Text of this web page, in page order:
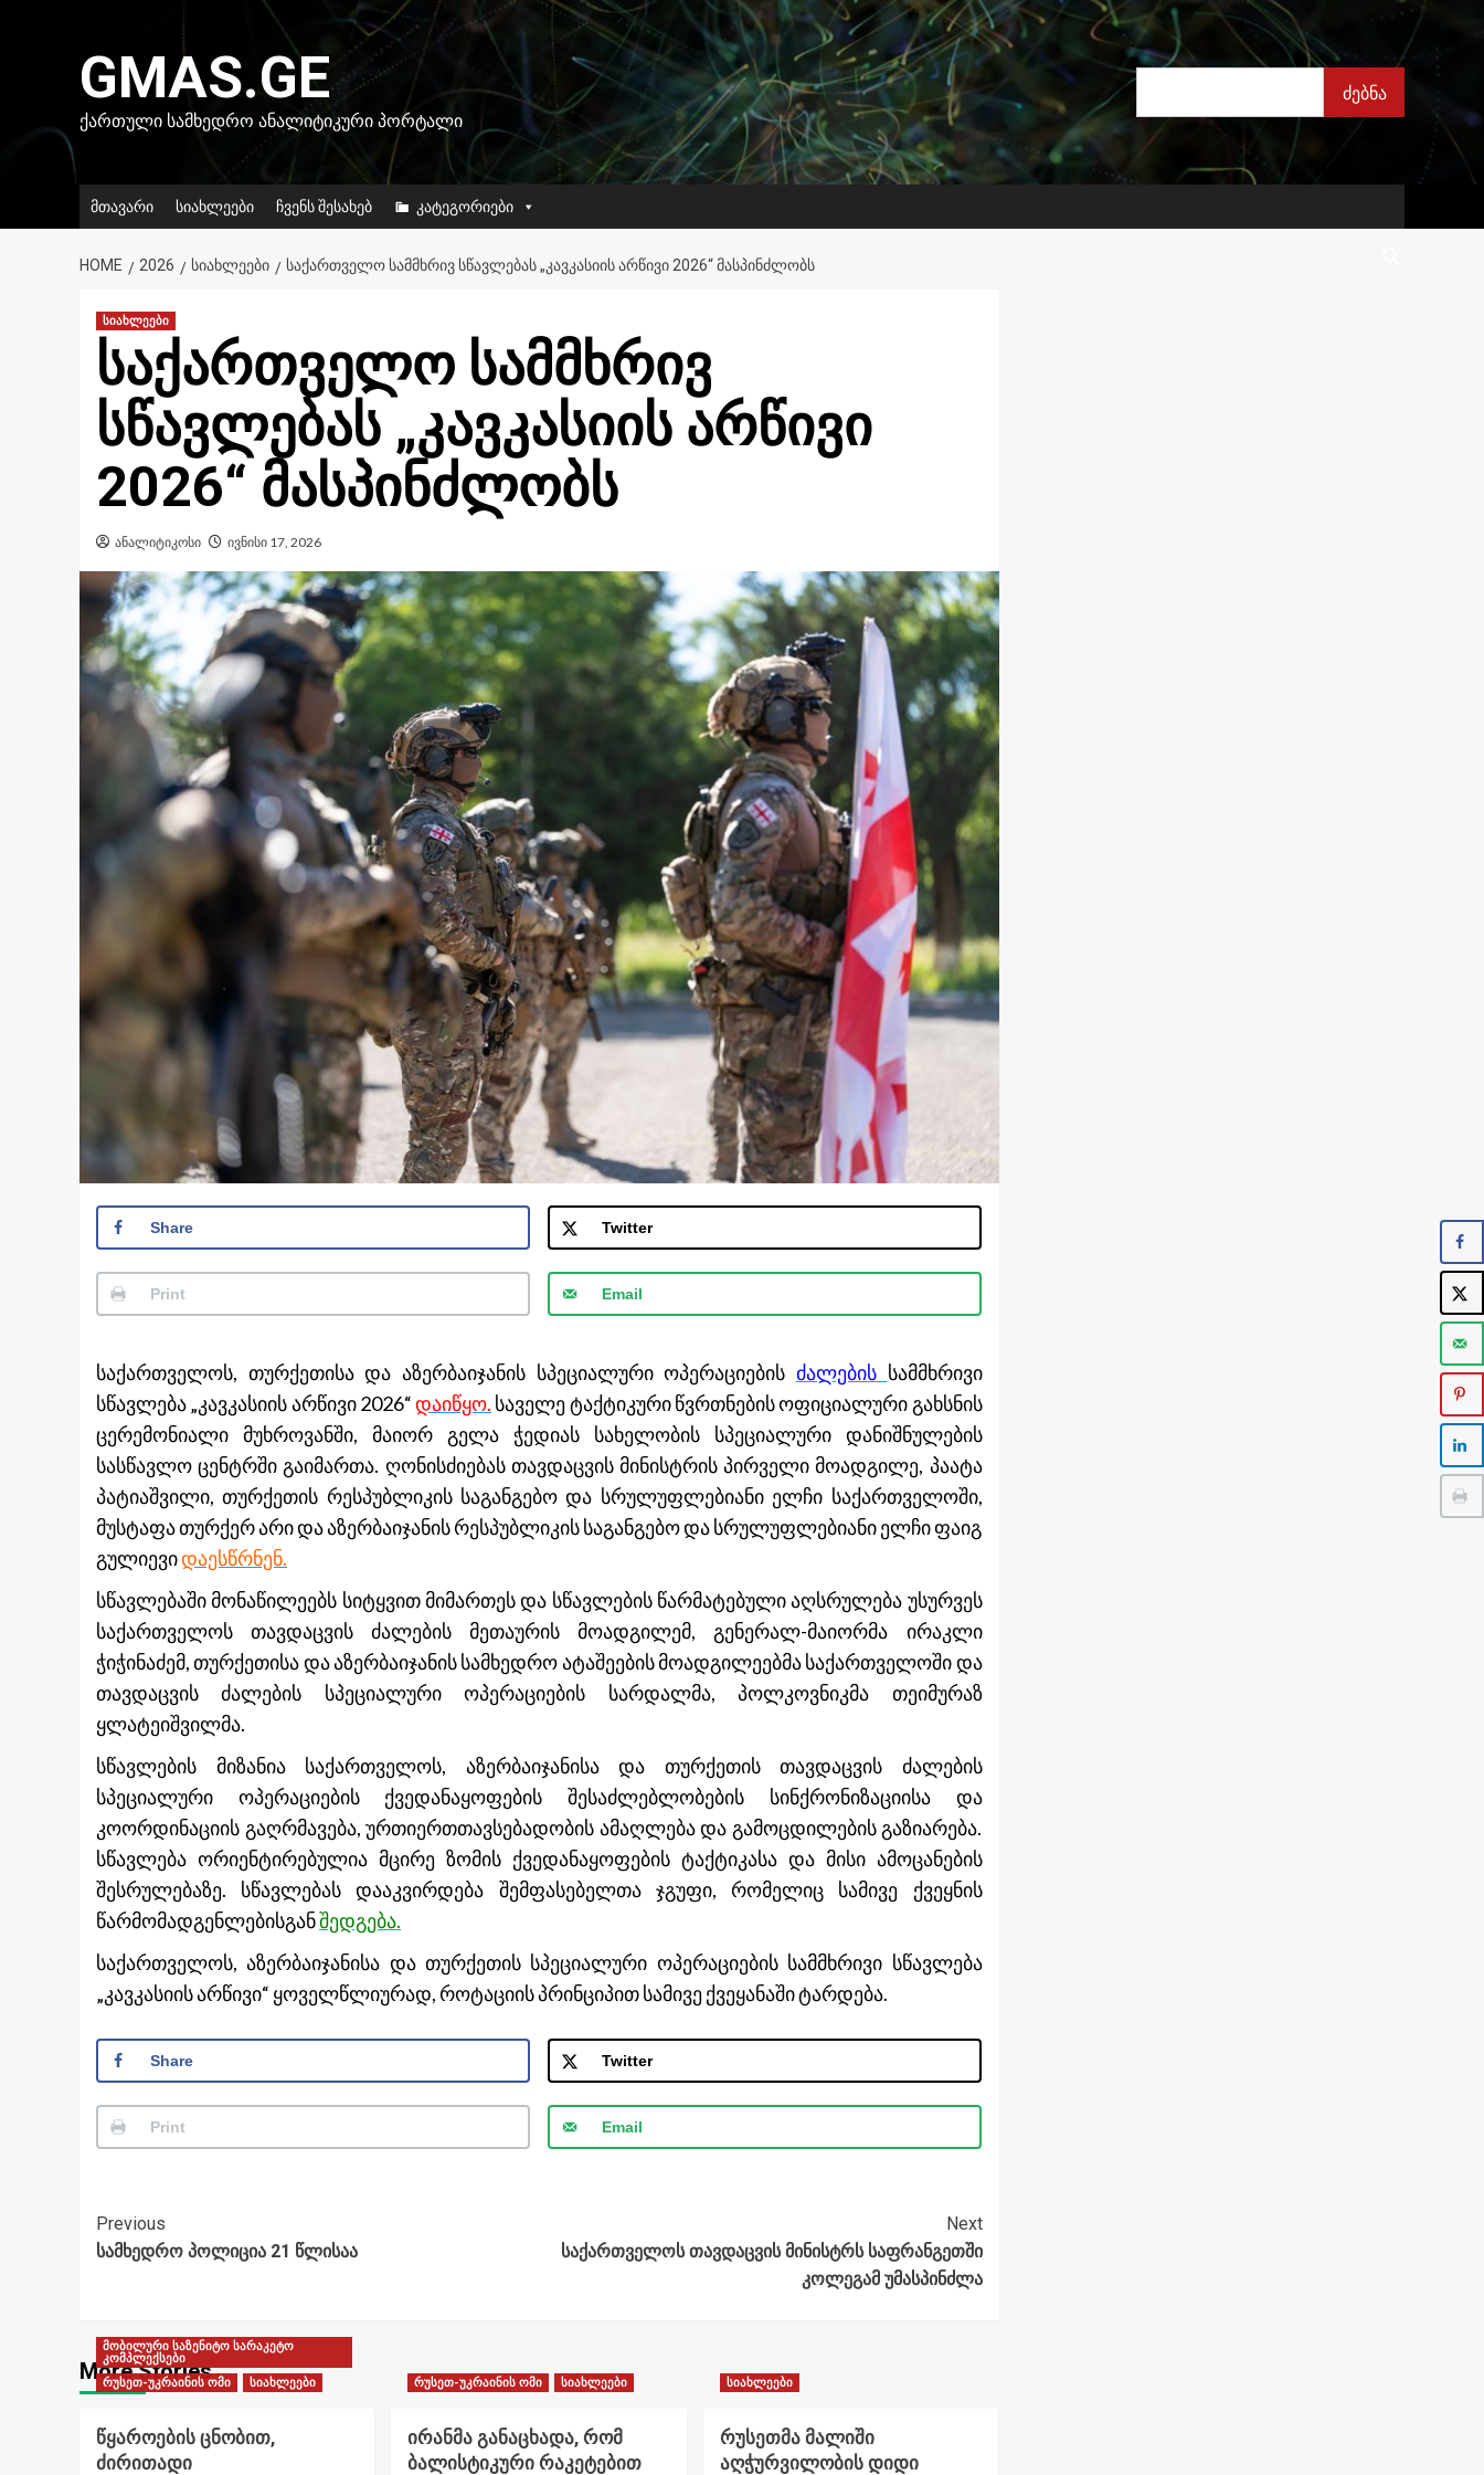
GMAS.GE
ᲥᲐᲠᲗᲣᲚᲘ ᲡᲐᲛᲮᲔᲓᲠᲝ ᲐᲜᲐᲚᲘᲢᲘᲙᲣᲠᲘ ᲞᲝᲠᲢᲐᲚᲘ
ძებნა
ძებნა
მთავარი სიახლეები ჩვენს შესახებ კატეგორიები
HOME 2026 ᲡᲘᲐᲮᲚᲔᲔᲑᲘ ᲡᲐᲥᲐᲠᲗᲕᲔᲚᲝ ᲡᲐᲛᲛᲮᲠᲘᲕ ᲡᲬᲐᲕᲚᲔᲑᲐᲡ „ᲙᲐᲕᲙᲐᲡᲘᲘᲡ ᲐᲠᲬᲘᲕᲘ 2026“ ᲛᲐᲡᲞᲘᲜᲫᲚᲝᲑᲡ
სიახლეები
საქართველო სამმხრივ
სწავლებას „კავკასიის არწივი
2026“ მასპინძლობს
ანალიტიკოსი ივნისი 17, 2026
Share Twitter
Print Email
საქართველოს, თურქეთისა და აზერბაიჯანის სპეციალური ოპერაციების ძალების სამმხრივი
სწავლება „კავკასიის არწივი 2026“დაიწყო. საველე ტაქტიკური წვრთნების ოფიციალური გახსნის
ცერემონიალი მუხროვანში, მაიორ გელა ჭედიას სახელობის სპეციალური დანიშნულების
სასწავლო ცენტრში გაიმართა. ღონისძიებას თავდაცვის მინისტრის პირველი მოადგილე, პაატა
პატიაშვილი, თურქეთის რესპუბლიკის საგანგებო და სრულუფლებიანი ელჩი საქართველოში,
მუსტაფა თურქერ არი და აზერბაიჯანის რესპუბლიკის საგანგებო და სრულუფლებიანი ელჩი ფაიგ
გულიევიდაესწრნენ.
სწავლებაში მონაწილეებს სიტყვით მიმართეს და სწავლების წარმატებული აღსრულება უსურვეს
საქართველოს თავდაცვის ძალების მეთაურის მოადგილემ, გენერალ-მაიორმა ირაკლი
ჭიჭინაძემ, თურქეთისა და აზერბაიჯანის სამხედრო ატაშეების მოადგილეებმა საქართველოში და
თავდაცვის ძალების სპეციალური ოპერაციების სარდალმა, პოლკოვნიკმა თეიმურაზ
ყლატეიშვილმა.
სწავლების მიზანია საქართველოს, აზერბაიჯანისა და თურქეთის თავდაცვის ძალების
სპეციალური ოპერაციების ქვედანაყოფების შესაძლებლობების სინქრონიზაციისა და
კოორდინაციის გაღრმავება, ურთიერთთავსებადობის ამაღლება და გამოცდილების გაზიარება.
სწავლება ორიენტირებულია მცირე ზომის ქვედანაყოფების ტაქტიკასა და მისი ამოცანების
შესრულებაზე. სწავლებას დააკვირდება შემფასებელთა ჯგუფი, რომელიც სამივე ქვეყნის
წარმომადგენლებისგანშედგება.
საქართველოს, აზერბაიჯანისა და თურქეთის სპეციალური ოპერაციების სამმხრივი სწავლება
„კავკასიის არწივი“ ყოველწლიურად, როტაციის პრინციპით სამივე ქვეყანაში ტარდება.
Share Twitter
Print Email
Post
Navigation
Previous
სამხედრო პოლიცია 21 წლისაა
Next
საქართველოს თავდაცვის მინისტრს საფრანგეთში
კოლეგამ უმასპინძლა
More Stories
მობილური საზენიტო სარაკეტო
კომპლექსები
რუსეთ-უკრაინის ომი
სიახლეები
წყაროების ცნობით,
ძირითადი
რუსეთ-უკრაინის ომი სიახლეები
ირანმა განაცხადა, რომ
ბალისტიკური რაკეტებით
სიახლეები
რუსეთმა მალიში
აღჭურვილობის დიდი